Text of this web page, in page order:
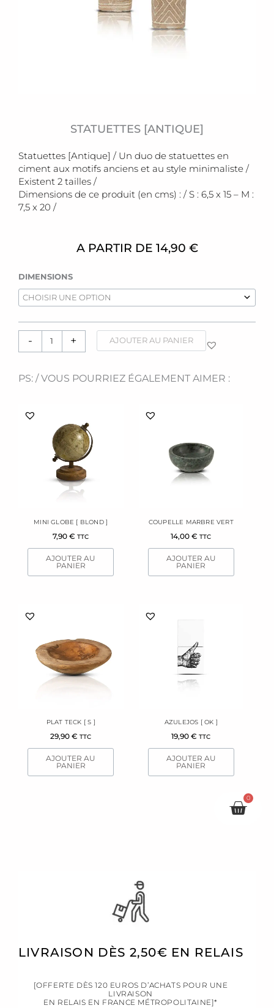
STATUETTES [ANTIQUE]
Statuettes [Antique] / Un duo de statuettes en
ciment aux motifs anciens et au style minimaliste /
Existent 2 tailles /
Dimensions de ce produit (en cms) : / S : 6,5 x 15 – M :
7,5 x 20 /
A PARTIR DE 14,90 €
DIMENSIONS
-
quantité
de
Statuettes
+ AJOUTER AU PANIER
PS: / VOUS POURRIEZ ÉGALEMENT AIMER :
MINI GLOBE [ BLOND ]
7,90€ TTC
AJOUTER AU
PANIER
COUPELLE MARBRE VERT
14,00€ TTC
AJOUTER AU
PANIER
PLAT TECK [ S ]
29,90€ TTC
AJOUTER AU
PANIER
AZULEJOS [ OK ]
19,90€ TTC
AJOUTER AU
PANIER
0
LIVRAISON DÈS 2,50€ EN RELAIS
[OFFERTE DÈS 120 EUROS D’ACHATS POUR UNE
LIVRAISON
EN RELAIS EN FRANCE MÉTROPOLITAINE]*